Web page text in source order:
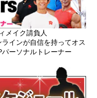
メイク請負人
インが自信を持ってオス
パーソナルトレーナー